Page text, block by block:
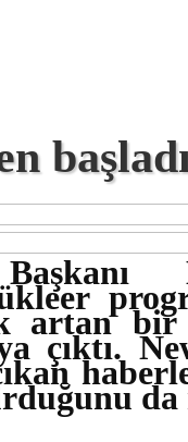
artan
çıktı.
da